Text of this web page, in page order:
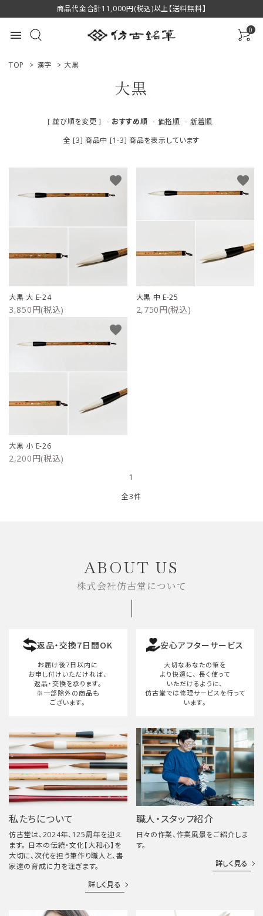
商品代金合計11,000円(税込)以上【送料無料】
menu 0
ACCOUNT MENU
商品一覧
私たちについて
プライバシーポリシー
特定商取引法について
TOP > 漢字 > 大黒
大黒
[ 並び順を変更 ] - おすすめ順 - 価格順 - 新着順
全 [3] 商品中 [1-3] 商品を表示しています
大黒 大 E-24
3,850円(税込)
favorite
大黒 中 E-25
2,750円(税込)
favorite
大黒 小 E-26
2,200円(税込)
favorite
1
全3件
検索する
ABOUT US
株式会社仿古堂について
返品・交換7日間OK
お届け後7日以内に
お申し付けいただければ、
返品・交換を承ります。
※一部除外の商品も
ございます。
安心アフターサービス
大切なあなたの筆を
より快適に、 長く使って
いただけるように、
仿古堂では修理サービスを行って
います。
私たちについて
仿古堂は、2024年、125周年を迎え
ます。 日本の伝統・文化【大和心】を
大切に、次代を担う筆作り職人と、書
家達の育成に力を注ぎます。
詳しく見る
職人・スタッフ紹介
日々の作業、作業風景をご紹介しま
す。
詳しく見る